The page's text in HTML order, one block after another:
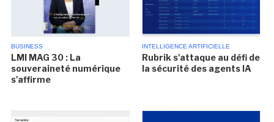
BUSINESS
LMI MAG 30 : La
souveraineté numérique
s'affirme
INTELLIGENCE ARTIFICIELLE
Rubrik s'attaque au défi de
la sécurité des agents IA